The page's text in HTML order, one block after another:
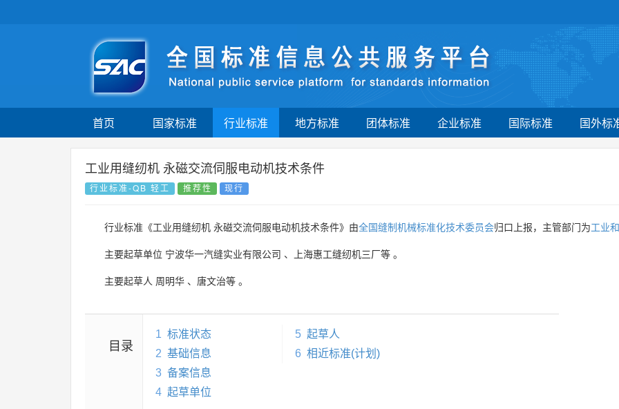
首页 国家标准 行业标准 地方标准 团体标准 企业标准 国际标准 国外标
工业用缝纫机 永磁交流伺服电动机技术条件
行业标准-QB 轻工 推荐性 现行
行业标准《工业用缝纫机 永磁交流伺服电动机技术条件》由全国缝制机械标准化技术委员会归口上报，主管部门为工业
主要起草单位 宁波华一汽缝实业有限公司 、 上海惠工缝纫机三厂等 。
主要起草人 周明华 、 唐文治等 。
目录
1 标准状态
2 基础信息
3 备案信息
4 起草单位
5 起草人
6 相近标准(计划)